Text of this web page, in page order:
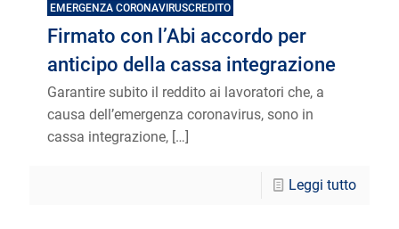
EMERGENZA CORONAVIRUSCREDITO
Firmato con l’Abi accordo per
anticipo della cassa integrazione
Garantire subito il reddito ai lavoratori che, a
causa dell’emergenza coronavirus, sono in
cassa integrazione, […]
Leggi tutto